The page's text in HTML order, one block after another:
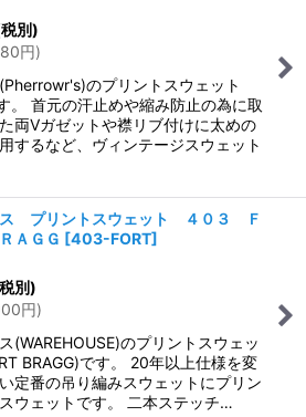
別)
円)
のプリントスウェット
。 首元の汗止めや縮み防止の為に取
両Vガゼットや襟リブ付けに太めの
するなど、ヴィンテージスウェット
ス プリントスウェット ４０３ Ｆ
ＡＧＧ [403-FORT]
別)
円)
(WAREHOUSE)のプリントスウェッ
BRAGG)です。 20年以上仕様を変
定番の吊り編みスウェットにプリン
ウェットです。 二本ステッチ…